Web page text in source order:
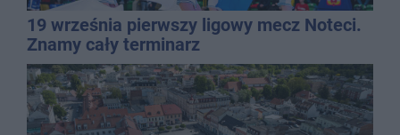
19 września pierwszy ligowy mecz Noteci.
Znamy cały terminarz